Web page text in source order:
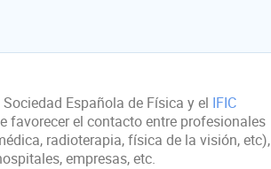
Española de Física y el IFIC
favorecer el contacto entre profesionales
radioterapia, física de la visión, etc),
empresas, etc.